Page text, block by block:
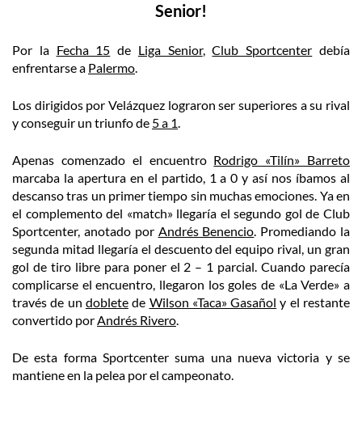
Senior!
Por la Fecha 15 de Liga Senior,Club Sportcenter debía
enfrentarse a Palermo.
Los dirigidos por Velázquez lograron ser superiores a su rival
y conseguir un triunfo de 5 a 1.
Apenas comenzado el encuentro Rodrigo «Tilín» Barreto
marcaba la apertura en el partido, 1 a 0 y así nos íbamos al
descanso tras un primer tiempo sin muchas emociones. Ya en
el complemento del «match» llegaría el segundo gol de Club
Sportcenter, anotado por Andrés Benencio. Promediando la
segunda mitad llegaría el descuento del equipo rival, un gran
gol de tiro libre para poner el 2 – 1 parcial. Cuando parecía
complicarse el encuentro, llegaron los goles de «La Verde» a
través de un dobletede Wilson «Taca» Gasañol y el restante
convertido porAndrés Rivero.
De esta forma Sportcenter suma una nueva victoria y se
mantiene en la pelea por el campeonato.